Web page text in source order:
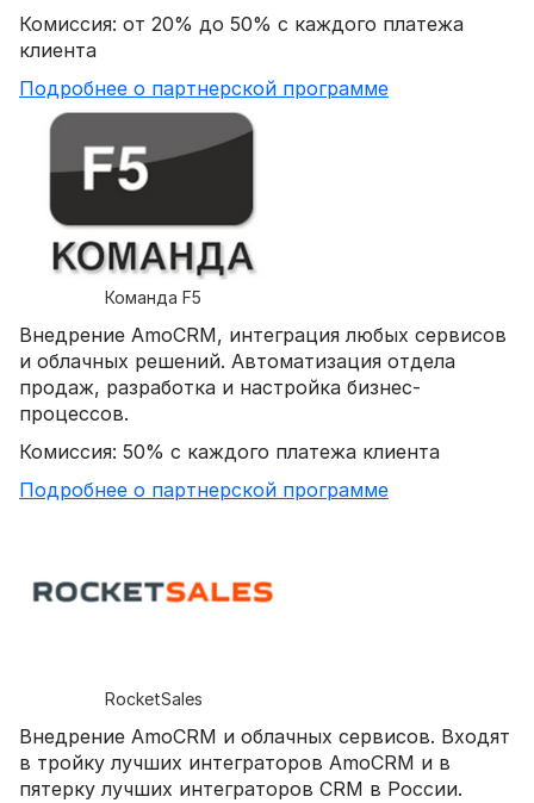
Комиссия: от 20% до 50% с каждого платежа
клиента
Подробнее о партнерской программе
Команда F5
Внедрение AmoCRM, интеграция любых сервисов
и облачных решений. Автоматизация отдела
продаж, разработка и настройка бизнес-
процессов.
Комиссия: 50% с каждого платежа клиента
Подробнее о партнерской программе
RocketSales
Внедрение AmoCRM и облачных сервисов. Входят
в тройку лучших интеграторов AmoCRM и в
пятерку лучших интеграторов CRM в России.